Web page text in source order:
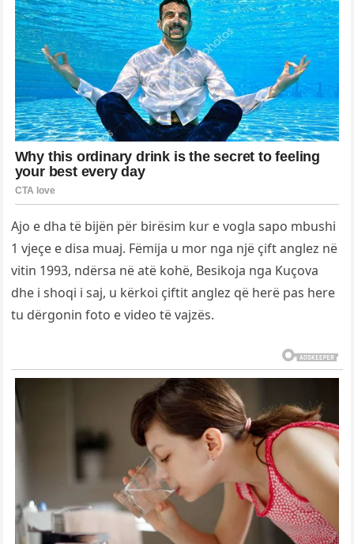
Ajo e dha të bijën për birësim kur e vogla sapo mbushi
1 vjeçe e disa muaj. Fëmija u mor nga një çift anglez në
vitin 1993, ndërsa në atë kohë, Besikoja nga Kuçova
dhe i shoqi i saj, u kërkoi çiftit anglez që herë pas here
tu dërgonin foto e video të vajzës.